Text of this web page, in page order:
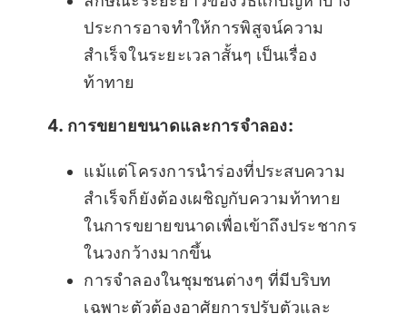
ประการอาจทำให้การพิสูจน์ความ
สำเร็จในระยะเวลาสั้นๆ เป็นเรื่อง
ท้าทาย
4. การขยายขนาดและการจำลอง:
แม้แต่โครงการนำร่องที่ประสบความ
สำเร็จก็ยังต้องเผชิญกับความท้าทาย
ในการขยายขนาดเพื่อเข้าถึงประชากร
ในวงกว้างมากขึ้น
การจำลองในชุมชนต่างๆ ที่มีบริบท
เฉพาะตัวต้องอาศัยการปรับตัวและ